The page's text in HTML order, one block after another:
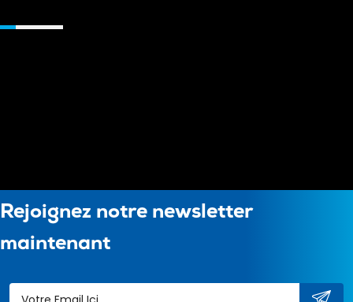
Rejoignez notre newsletter
maintenant